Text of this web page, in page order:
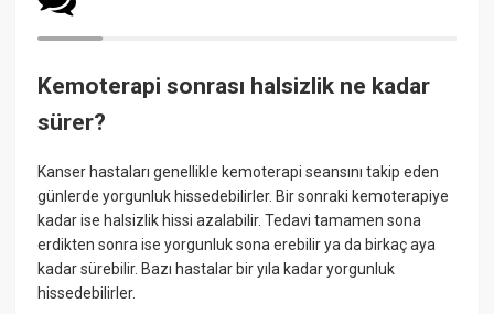
Kemoterapi sonrası halsizlik ne kadar
sürer?
Kanser hastaları genellikle kemoterapi seansını takip eden
günlerde yorgunluk hissedebilirler. Bir sonraki kemoterapiye
kadar ise halsizlik hissi azalabilir. Tedavi tamamen sona
erdikten sonra ise yorgunluk sona erebilir ya da birkaç aya
kadar sürebilir. Bazı hastalar bir yıla kadar yorgunluk
hissedebilirler.